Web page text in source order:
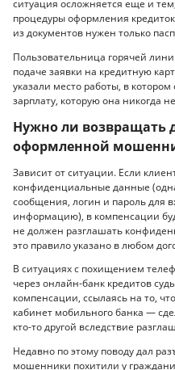
ситуация осложняется еще и
процедуры оформления
из документов нужен только
Пользовательница горячей
подаче заявки на кредитную
указали место работы, в
зарплату, которую она никогда
Нужно ли возвращать
оформленной
Зависит от ситуации. Если
конфиденциальные данные
сообщения, логин и пароль для
информацию), в компенсации
не должен разглашать
это правило указано в любом
В ситуациях с похищением
через онлайн-банк кредитов
компенсации, ссылаясь на то,
кабинет мобильного банка —
кто-то другой вследствие
Недавно по этому поводу дал
мошенники похитили у